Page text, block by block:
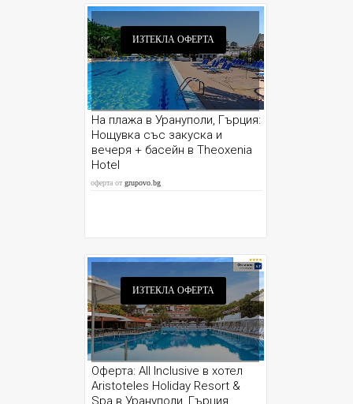
ИЗТЕКЛА ОФЕРТА
На плажа в Урануполи, Гърция:
Нощувка със закуска и
вечеря + басейн в Theoxenia
Hotel
оферта отgrupovo.bg
ИЗТЕКЛА ОФЕРТА
Оферта: All Inclusive в хотел
Aristoteles Holiday Resort &
Spa в Урануполи, Гърция